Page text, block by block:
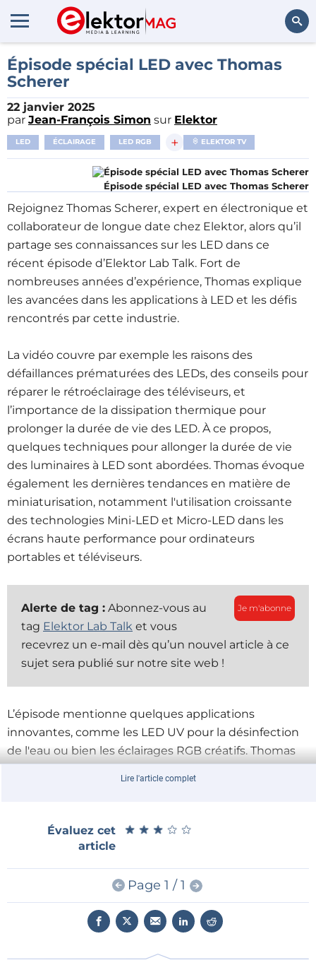
Rechercher
Épisode spécial LED avec Thomas
Scherer
22 janvier 2025
par Jean-François Simon sur Elektor
LED ÉCLAIRAGE LED RGB + ELEKTOR TV
Épisode spécial LED avec Thomas Scherer
Rejoignez Thomas Scherer, expert en électronique et
collaborateur de longue date chez Elektor, alors qu’il
partage ses connaissances sur les LED dans ce
récent épisode d’Elektor Lab Talk. Fort de
nombreuses années d’expérience, Thomas explique
les avancées dans les applications à LED et les défis
rencontrés par cette industrie.
La vidéo couvre par exemple les raisons des
défaillances prématurées des LEDs, des conseils pour
réparer le rétroéclairage des téléviseurs, et
l’importance de la dissipation thermique pour
prolonger la durée de vie des LED. À ce propos,
quelques techniques pour allonger la durée de vie
des luminaires à LED sont abordées. Thomas évoque
également les dernières tendances en matière de
miniaturisation, notamment l'utilisation croissante
des technologies Mini-LED et Micro-LED dans les
écrans haute performance pour ordinateurs
portables et téléviseurs.
Je m'abonne
Alerte de tag : Abonnez-vous au
tag Elektor Lab Talk et vous
recevrez un e-mail dès qu’un nouvel article à ce
sujet sera publié sur notre site web !
L’épisode mentionne quelques applications
innovantes, comme les LED UV pour la désinfection
de l'eau ou bien les éclairages RGB créatifs. Thomas
et explique comment choisir et modifier les
interférences électromagnétiques.
d’IA conçu pour faciliter la recherche dans les
de contenu électronique. La vidéo mêle détails
techniques et conseils pratiques, pour un épisode à
la fois instructif et divertissant ! Regardez-la ci-
Lire l'article complet
Évaluez cet
article
★ ★ ★ ★ ★
★ ★ ★ ★ ★
Page 1 / 1